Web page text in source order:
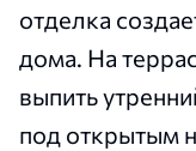
отделка
дома. На
выпить
под открытым